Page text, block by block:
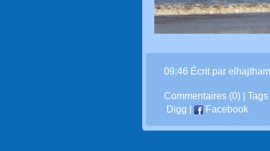
09:46 Écrit par
Commentaires (0) |
Digg
Facebook